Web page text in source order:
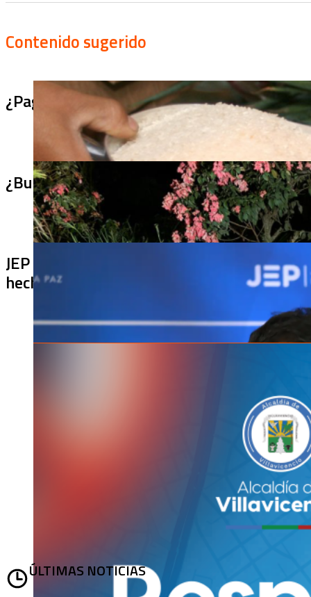
Contenido sugerido
¿Pagaron menos de lo permitido por el
¿Bus bomba rumbo a Cali? Hallan 420
JEP imputa a 27 excomandantes de las
hechos
ÚLTIMAS NOTICIAS